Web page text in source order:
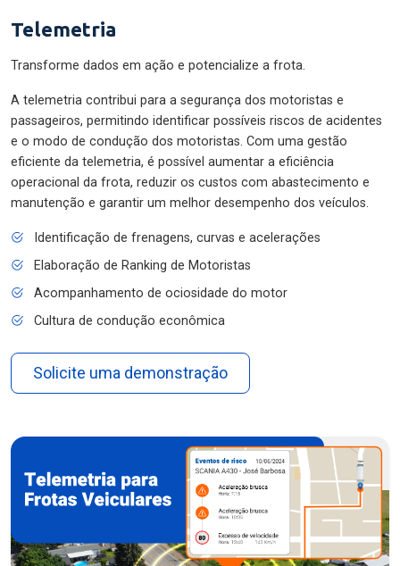
Telemetria
Transforme dados em ação e potencialize a frota.
A telemetria contribui para a segurança dos motoristas e
passageiros, permitindo identificar possíveis riscos de acidentes
e o modo de condução dos motoristas. Com uma gestão
eficiente da telemetria, é possível aumentar a eficiência
operacional da frota, reduzir os custos com abastecimento e
manutenção e garantir um melhor desempenho dos veículos.
Identificação de frenagens, curvas e acelerações
Elaboração de Ranking de Motoristas
Acompanhamento de ociosidade do motor
Cultura de condução econômica
Solicite uma demonstração